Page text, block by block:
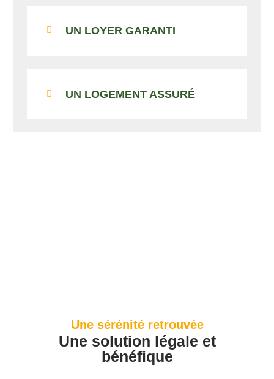
UN LOYER GARANTI
UN LOGEMENT ASSURÉ
Une sérénité retrouvée
Une solution légale et
bénéfique